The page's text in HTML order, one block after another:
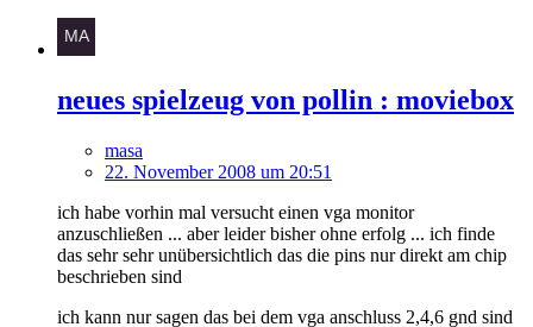
neues spielzeug von pollin : moviebox
masa
22. November 2008 um 20:51
ich habe vorhin mal versucht einen vga monitor
anzuschließen ... aber leider bisher ohne erfolg ... ich finde
das sehr sehr unübersichtlich das die pins nur direkt am chip
beschrieben sind
ich kann nur sagen das bei dem vga anschluss 2,4,6 gnd sind